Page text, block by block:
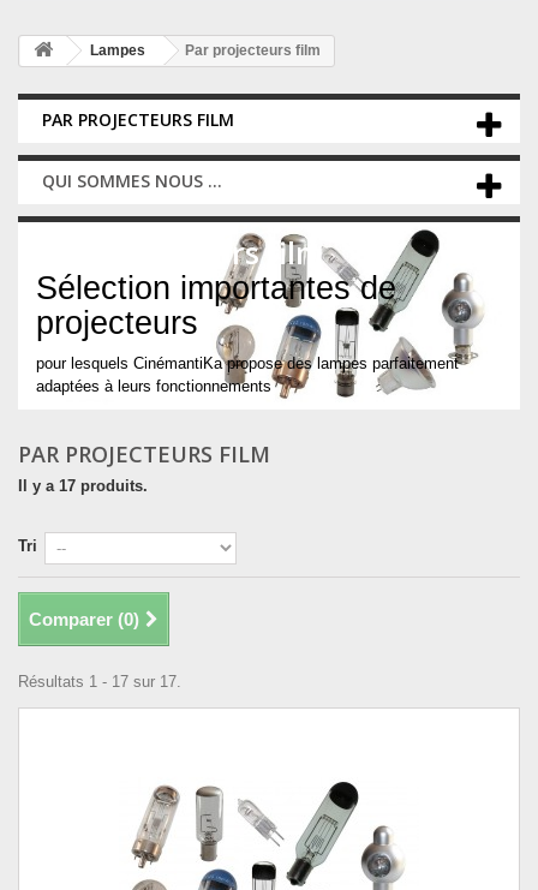
Lampes Par projecteurs film
PAR PROJECTEURS FILM
QUI SOMMES NOUS ...
Par projecteurs film
Sélection importantes de
projecteurs
pour lesquels CinémantiKa propose des lampes parfaitement
adaptées à leurs fonctionnements
PAR PROJECTEURS FILM
Il y a 17 produits.
Tri
Comparer (0)
Résultats 1 - 17 sur 17.